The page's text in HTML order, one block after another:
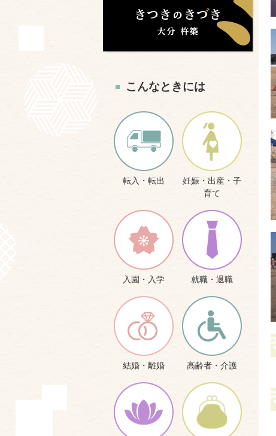
こんなときには
転入・転出
妊娠・出産・子
育て
入園・入学 就職・退職
結婚・離婚 高齢者・介護